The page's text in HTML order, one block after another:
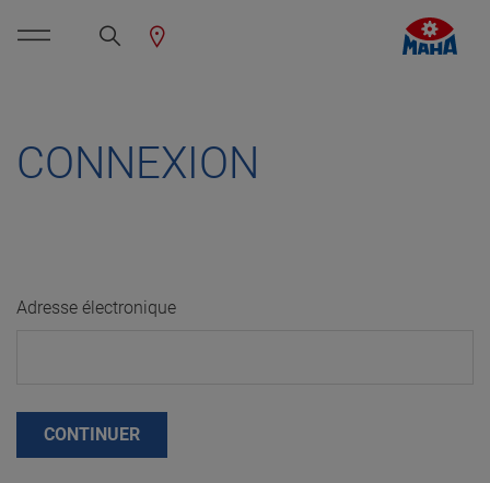
CONNEXION
Adresse électronique
CONTINUER